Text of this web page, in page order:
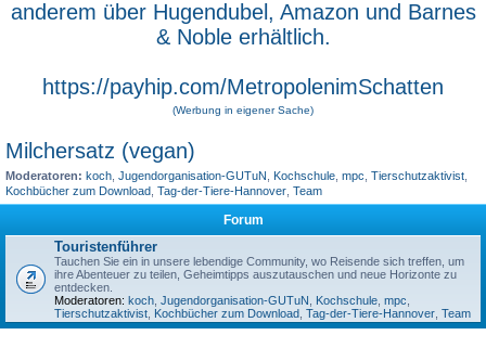
anderem über Hugendubel, Amazon und Barnes
& Noble erhältlich.
https://payhip.com/MetropolenimSchatten
(Werbung in eigener Sache)
Milchersatz (vegan)
Moderatoren: koch Jugendorganisation-GUTuN Kochschule mpc Tierschutzaktivist
Kochbücher zum Download Tag-der-Tiere-Hannover Team
Forum
Touristenführer
Tauchen Sie ein in unsere lebendige Community, wo Reisende sich treffen, um
ihre Abenteuer zu teilen, Geheimtipps auszutauschen und neue Horizonte zu
entdecken.
Moderatoren: koch, Jugendorganisation-GUTuN, Kochschule, mpc,
Tierschutzaktivist, Kochbücher zum Download, Tag-der-Tiere-Hannover, Team